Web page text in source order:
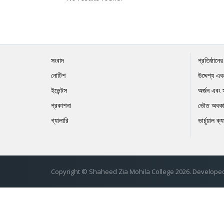
সংবাদ
নোটিশ
ইভেন্টস
প্রকাশনা
গ্যালারি
উদ্দেশ্য
অর্জন এবং
ভৌত
ভার্চুয়াল
Copyright © Shaheed Zia Mohila College 2026.